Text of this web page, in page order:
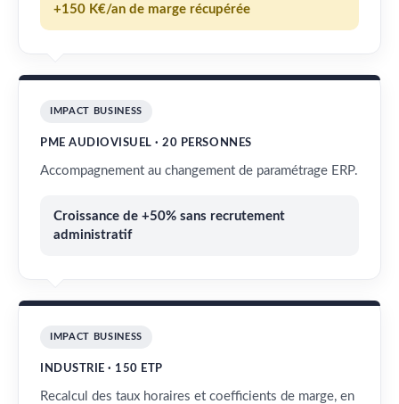
+150 K€/an de marge récupérée
IMPACT BUSINESS
PME AUDIOVISUEL · 20 PERSONNES
Accompagnement au changement de paramétrage ERP.
Croissance de +50% sans recrutement
administratif
IMPACT BUSINESS
INDUSTRIE · 150 ETP
Recalcul des taux horaires et coefficients de marge, en